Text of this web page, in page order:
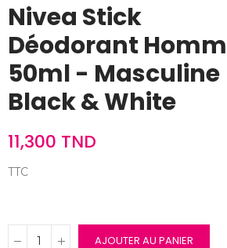
Nivea Stick
Déodorant
50ml - Masculine
Black & White
11,300 TND
TTC
AJOUTER AU PANIER